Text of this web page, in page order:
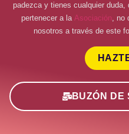
padezca y tienes cualquier
pertenecer a la Asociación, no
nosotros a través de este
BUZÓN DE